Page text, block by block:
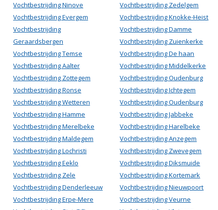
Vochtbestrijding Ninove
Vochtbestrijding Evergem
Vochtbestrijding
Geraardsbergen
Vochtbestrijding Temse
Vochtbestrijding Aalter
Vochtbestrijding Zottegem
Vochtbestrijding Ronse
Vochtbestrijding Wetteren
Vochtbestrijding Hamme
Vochtbestrijding Merelbeke
Vochtbestrijding Maldegem
Vochtbestrijding Lochristi
Vochtbestrijding Eeklo
Vochtbestrijding Zele
Vochtbestrijding Denderleeuw
Vochtbestrijding Erpe-Mere
Vochtbestrijding Zedelgem
Vochtbestrijding Knokke-Heist
Vochtbestrijding Damme
Vochtbestrijding Zuienkerke
Vochtbestrijding De haan
Vochtbestrijding Middelkerke
Vochtbestrijding Oudenburg
Vochtbestrijding Ichtegem
Vochtbestrijding Oudenburg
Vochtbestrijding Jabbeke
Vochtbestrijding Harelbeke
Vochtbestrijding Anzegem
Vochtbestrijding Zwevegem
Vochtbestrijding Diksmuide
Vochtbestrijding Kortemark
Vochtbestrijding Nieuwpoort
Vochtbestrijding Veurne